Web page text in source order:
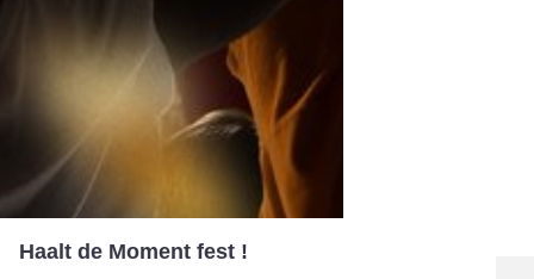
Haalt de Moment fest !